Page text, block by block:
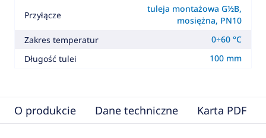
Przyłącze
tuleja montażowa G½B,
mosiężna, PN10
Zakres temperatur
0÷60 °C
Długość tulei
100 mm
O produkcie Dane techniczne Karta PDF